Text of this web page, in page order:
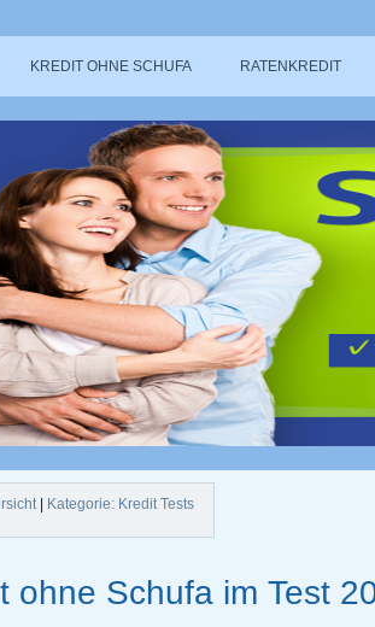
KREDIT OHNE SCHUFA RATENKREDIT
| Kategorie: Kredit Tests
ohne Schufa im Test